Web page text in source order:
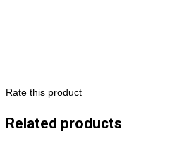
Rate this product
Related products